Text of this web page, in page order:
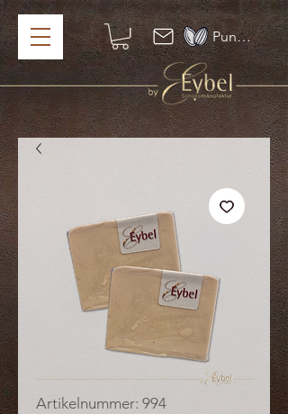
Punkte ansehen
Artikelnummer: 994